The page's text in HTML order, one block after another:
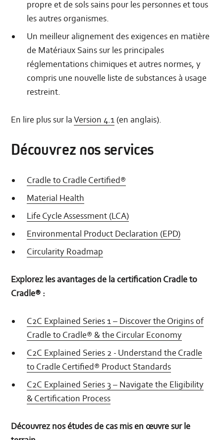
propre et de sols sains pour les personnes et tous
les autres organismes.
Un meilleur alignement des exigences en matière
de Matériaux Sains sur les principales
réglementations chimiques et autres normes, y
compris une nouvelle liste de substances à usage
restreint.
En lire plus sur laVersion 4.1 (en anglais).
Découvrez nos services
Cradle to Cradle Certified®
Material Health
Life Cycle Assessment (LCA)
Environmental Product Declaration (EPD)
Circularity Roadmap
Explorez les avantages de la certification Cradle to
Cradle® :
C2C Explained Series 1 – Discover the Origins of
Cradle to Cradle® & the Circular Economy
C2C Explained Series 2 - Understand the Cradle
to Cradle Certified® Product Standards
C2C Explained Series 3 – Navigate the Eligibility
& Certification Process
Découvrez nos études de cas mis en œuvre sur le